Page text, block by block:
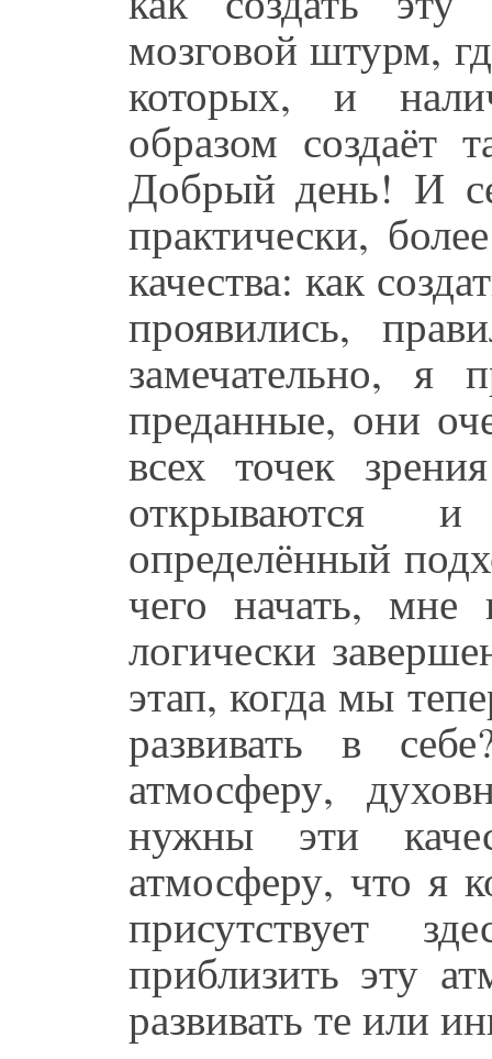
мозговой штурм,
которых, и
образом создаёт
Добрый день! И
практически,
качества: как
проявились,
замечательно, я
преданные, они
всех точек
открываются и
определённый
чего начать, мне
логически
этап, когда мы
развивать в
атмосферу,
нужны эти
атмосферу, что я
присутствует
приблизить эту
развивать те или